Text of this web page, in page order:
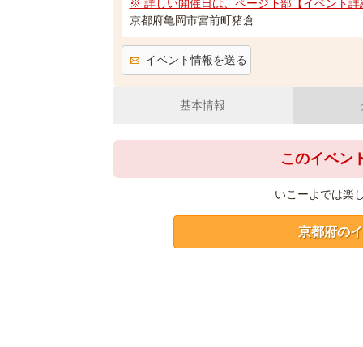
※ 詳しい開催日は、ページ下部【イベント詳
京都府亀岡市宮前町猪倉
イベント情報を送る
基本情報
このイベン
いこーよでは楽
京都府の